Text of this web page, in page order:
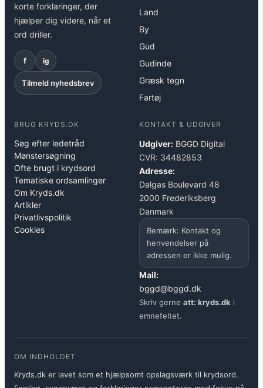
korte forklaringer, der
hjælper dig videre, når et
ord driller.
f ig
Tilmeld nyhedsbrev
Land
By
Gud
Gudinde
Græsk tegn
Fartøj
BRUG KRYDS.DK
Søg efter ledetråd
Mønstersøgning
Ofte brugt i krydsord
Tematiske ordsamlinger
Om Kryds.dk
Artikler
Privatlivspolitik
Cookies
KONTAKT & UDGIVER
Udgiver: BGGD Digital
CVR: 34482853
Adresse:
Dalgas Boulevard 48
2000 Frederiksberg
Danmark
Bemærk: Kontakt og
henvendelser på
adressen er ikke mulig.
Mail:
bggd@bggd.dk
Skriv gerne att: kryds.dk i
emnefeltet.
OM INDHOLDET
Kryds.dk er lavet som et hjælpsomt opslagsværk til krydsord.